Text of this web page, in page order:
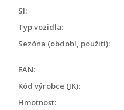
SI:
Typ vozidla:
Sezóna (období, použití):
EAN:
Kód výrobce (JK):
Hmotnost: